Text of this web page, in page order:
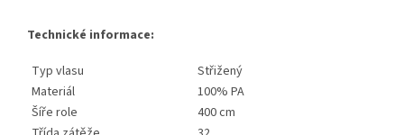
Technické informace:
Typ vlasu
Střižený
Materiál
100% PA
Šíře role
400 cm